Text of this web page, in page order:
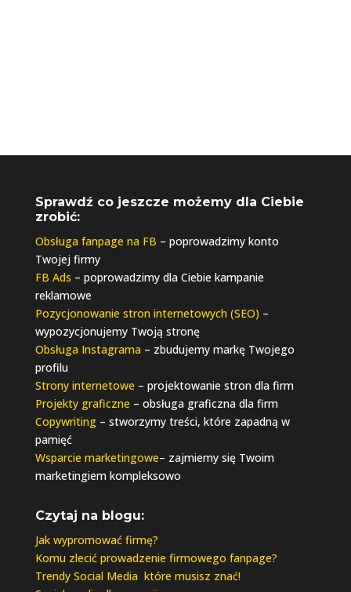
Sprawdź co jeszcze możemy dla Ciebie
zrobić:
Obsługa fanpage na FB – poprowadzimy konto
Twojej firmy
FB Ads – poprowadzimy dla Ciebie kampanie
reklamowe
Pozycjonowanie stron internetowych (SEO) –
wypozycjonujemy Twoją stronę
Obsługa Instagrama– zbudujemy markę Twojego
profilu
Strony internetowe – projektowanie stron dla firm
Projekty graficzne – obsługa graficzna dla firm
Copywriting– stworzymy treści, które zapadną w
pamięć
Wsparcie marketingowe– zajmiemy się Twoim
marketingiem kompleksowo
Czytaj na blogu:
Jak wypromować firmę?
Komu zlecić prowadzenie firmowego fanpage?
Trendy Social Media które musisz znać!